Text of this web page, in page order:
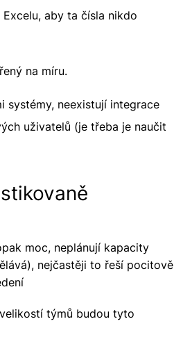
aby ta čísla nikdo
na míru.
systémy, neexistují integrace
uživatelů (je třeba je naučit
moc, neplánují kapacity
nejčastěji to řeší pocitově
týmů budou tyto